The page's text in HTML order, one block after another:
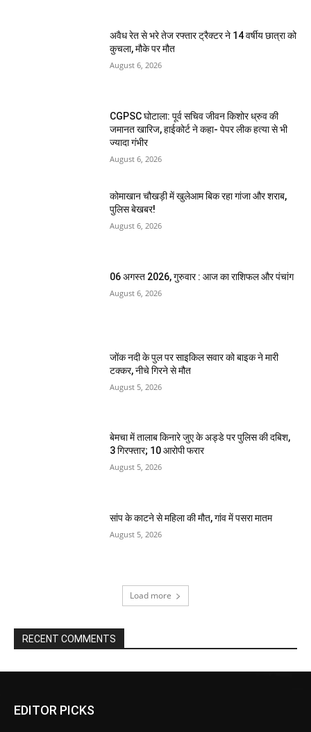
अवैध रेत से भरे तेज रफ्तार ट्रैक्टर ने 14 वर्षीय छात्रा को
कुचला, मौके पर मौत
August 6, 2026
CGPSC घोटाला: पूर्व सचिव जीवन किशोर ध्रुव की
जमानत खारिज, हाईकोर्ट ने कहा- पेपर लीक हत्या से भी
ज्यादा गंभीर
August 6, 2026
कोमाखान चौखड़ी में खुलेआम बिक रहा गांजा और शराब,
पुलिस बेखबर!
August 6, 2026
06 अगस्त 2026, गुरुवार : आज का राशिफल और पंचांग
August 6, 2026
जोंक नदी के पुल पर साइकिल सवार को बाइक ने मारी
टक्कर, नीचे गिरने से मौत
August 5, 2026
बेमचा में तालाब किनारे जुए के अड्डे पर पुलिस की दबिश,
3 गिरफ्तार; 10 आरोपी फरार
August 5, 2026
सांप के काटने से महिला की मौत, गांव में पसरा मातम
August 5, 2026
Load more
RECENT COMMENTS
EDITOR PICKS